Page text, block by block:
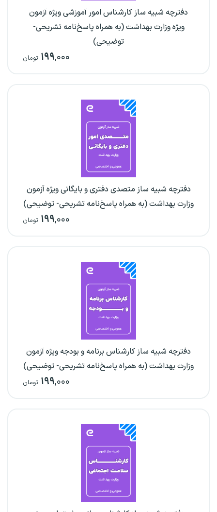
دفترچه شبیه ساز کارشناس امور آموزشی ویژه آزمون
ویژه وزارت بهداشت (به همراه پاسخ‌نامه تشریحی-
توضیحی)
۱۹۹,۰۰۰ تومان
دفترچه شبیه ساز متصدی دفتری و بایگانی ویژه آزمون
وزارت بهداشت (به همراه پاسخ‌نامه تشریحی- توضیحی)
۱۹۹,۰۰۰ تومان
دفترچه شبیه ساز کارشناس برنامه و بودجه ویژه آزمون
وزارت بهداشت (به همراه پاسخ‌نامه تشریحی- توضیحی)
۱۹۹,۰۰۰ تومان